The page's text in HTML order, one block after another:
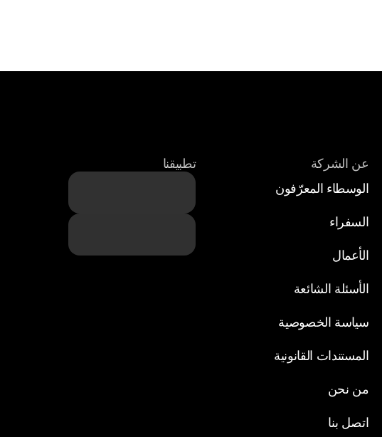
عن الشركة
الوسطاء المعرّفون
السفراء
الأعمال
الأسئلة الشائعة
سياسة الخصوصية
المستندات القانونية
من نحن
اتصل بنا
تطبيقنا